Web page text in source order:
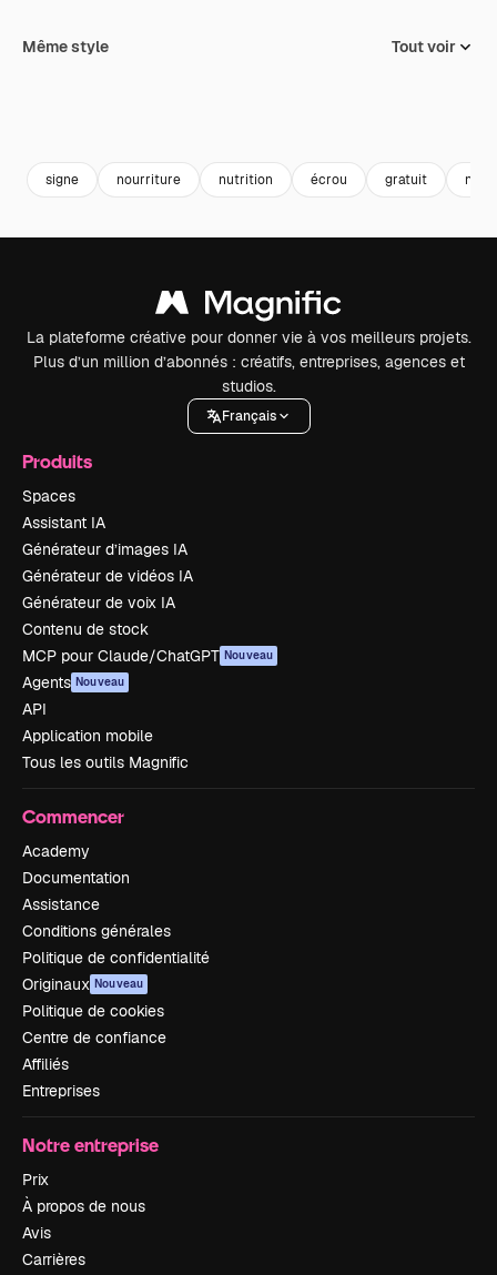
Même style Tout voir
signe nourriture nutrition écrou gratuit
La plateforme créative pour donner vie à vos meilleurs projets.
Plus d’un million d’abonnés : créatifs, entreprises, agences et
studios.
Français
Produits
Spaces
Assistant IA
Générateur d’images IA
Générateur de vidéos IA
Générateur de voix IA
Contenu de stock
MCP pour Claude/ChatGPT Nouveau
Agents Nouveau
API
Application mobile
Tous les outils Magnific
Commencer
Academy
Documentation
Assistance
Conditions générales
Politique de confidentialité
Originaux Nouveau
Politique de cookies
Centre de confiance
Affiliés
Entreprises
Notre entreprise
Prix
À propos de nous
Avis
Carrières